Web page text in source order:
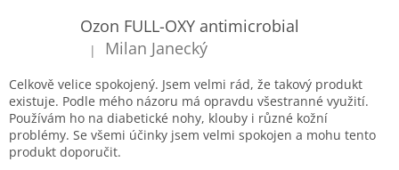
v
k
y
v
ý
p
i
Ozon FULL-OXY antimicrobial
Hodnocení produktu je 5 z 5 hvězdiček.
| Milan Janecký
Celkově velice spokojený. Jsem velmi rád, že takový produkt
existuje. Podle mého názoru má opravdu všestranné využití.
Používám ho na diabetické nohy, klouby i různé kožní
problémy. Se všemi účinky jsem velmi spokojen a mohu tento
produkt doporučit.